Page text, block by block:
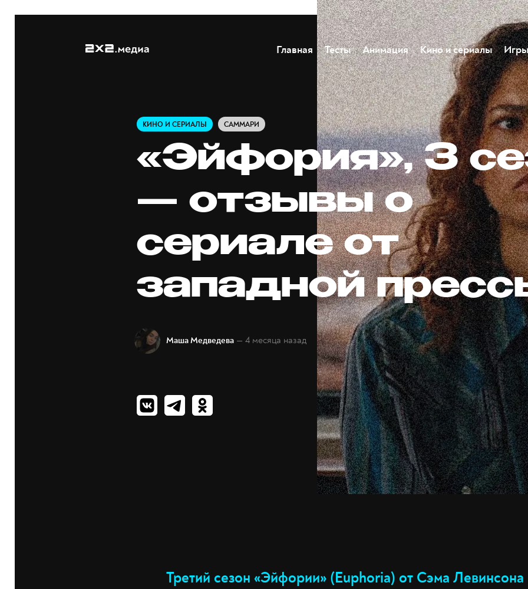
Главная Тесты Анимация Кино и сериалы Игры
КИНО И СЕРИАЛЫ САММАРИ
«Эйфория», 3
— отзывы о
сериале от
западной
Маша Медведева — 4 месяца назад
Третий сезон «Эйфории» (Euphoria) от Сэма Левинсона